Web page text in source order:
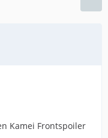
Kamei Frontspoiler